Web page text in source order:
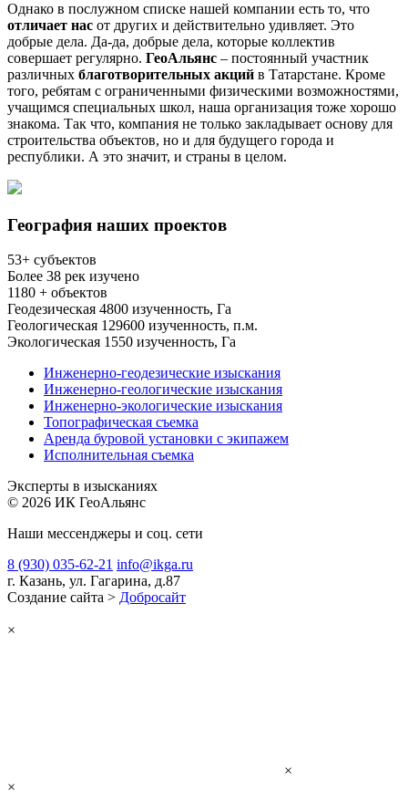
Однако в послужном списке нашей компании есть то, что
отличает нас от других и действительно удивляет. Это
добрые дела. Да-да, добрые дела, которые коллектив
совершает регулярно. ГеоАльянс – постоянный участник
различных благотворительных акций в Татарстане. Кроме
того, ребятам с ограниченными физическими возможностями,
учащимся специальных школ, наша организация тоже хорошо
знакома. Так что, компания не только закладывает основу для
строительства объектов, но и для будущего города и
республики. А это значит, и страны в целом.
География наших проектов
53+ субъектов
Более 38 рек изучено
1180 + объектов
Геодезическая 4800 изученность, Га
Геологическая 129600 изученность, п.м.
Экологическая 1550 изученность, Га
Инженерно-геодезические изыскания
Инженерно-геологические изыскания
Инженерно-экологические изыскания
Топографическая съемка
Аренда буровой установки с экипажем
Исполнительная съемка
Эксперты в изысканиях
© 2026 ИК ГеоАльянс
Наши мессенджеры и соц. сети
8 (930) 035-62-21 info@ikga.ru
г. Казань, ул. Гагарина, д.87
Создание сайта > Добросайт
×
×
×